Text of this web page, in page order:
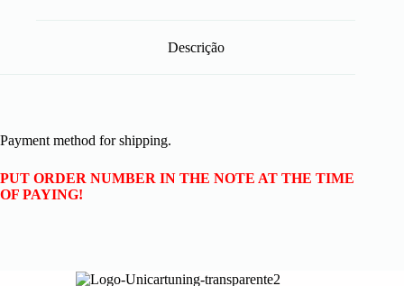
Descrição
Payment method for shipping.
PUT ORDER NUMBER IN THE NOTE AT THE TIME
OF PAYING!